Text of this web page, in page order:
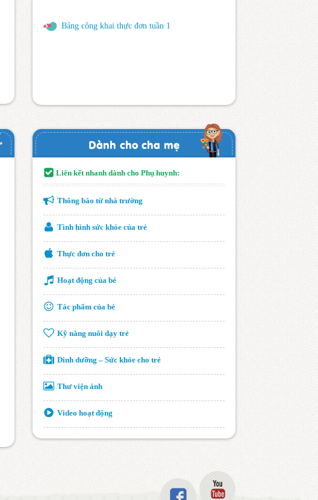
Dành cho cha mẹ
Liên kết nhanh dành cho Phụ huynh:
Thông báo từ nhà trường
Tình hình sức khỏe của trẻ
Thực đơn cho trẻ
Hoạt động của bé
Tác phẩm của bé
Kỹ năng nuôi dạy trẻ
Dinh dưỡng – Sức khỏe cho trẻ
Thư viện ảnh
Video hoạt động